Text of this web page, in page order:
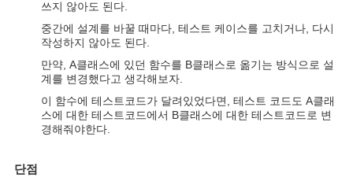
쓰지 않아도 된다.
중간에 설계를 바꿀 때마다, 테스트 케이스를 고치거나, 다시
작성하지 않아도 된다.
만약, A클래스에 있던 함수를 B클래스로 옮기는 방식으로 설
계를 변경했다고 생각해보자.
이 함수에 테스트코드가 달려있었다면, 테스트 코드도 A클래
스에 대한 테스트코드에서 B클래스에 대한 테스트코드로 변
경해줘야한다.
단점